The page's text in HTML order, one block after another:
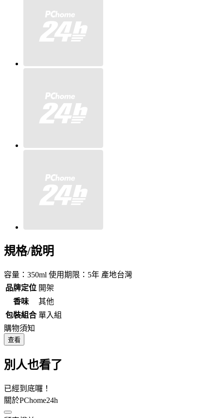
規格/說明
容量：350ml 使用期限：5年 產地台灣
品牌定位 開架
香味
其他
包裝組合 單入組
購物須知
查看
別人也看了
已經到底囉！
關於PChome24h